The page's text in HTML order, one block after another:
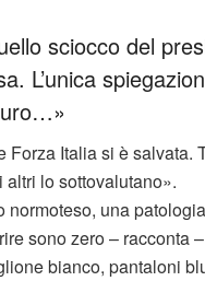
sciocco del
L’unica
Italia si è salvata.
lo sottovalutano».
una
sono zero – racconta
bianco, pantaloni